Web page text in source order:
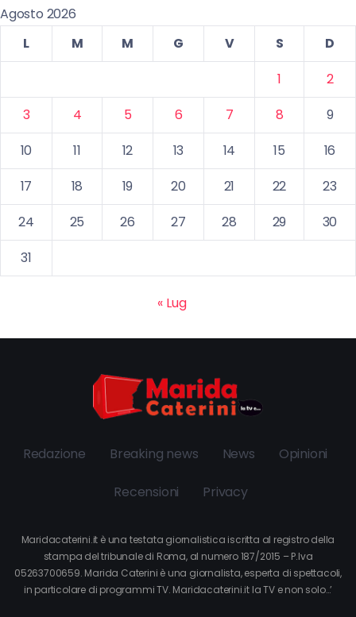
Agosto 2026
L
M M G V S
D
1
2
3
4 5 6 7 8
9
10
11 12 13 14 15
16
17
18 19 20 21 22
23
24
25 26 27 28 29
30
31
« Lug
Redazione Breaking news News Opinioni
Recensioni Privacy
Maridacaterini.it è una testata giornalistica iscritta al registro della
stampa del tribunale di Roma, al numero 187/2015 – P.Iva
05263700659. Marida Caterini è una giornalista, esperta di spettacoli,
in particolare di programmi TV. Maridacaterini.it la TV e non solo…’